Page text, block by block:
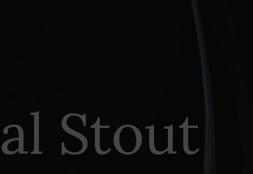
Stout